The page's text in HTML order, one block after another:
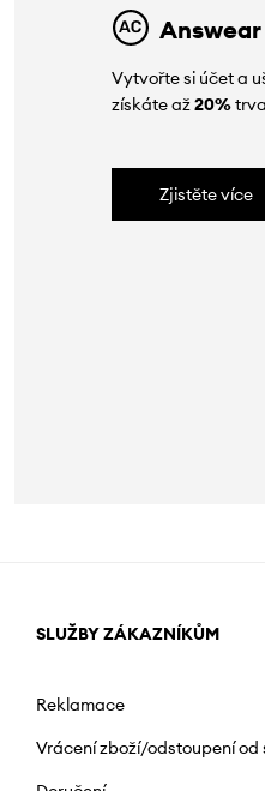
Vytvořte si účet a
získáte až20%
Zjistěte více
SLUŽBY ZÁKAZNÍKŮM
Reklamace
Vrácení zboží/odstoupení od